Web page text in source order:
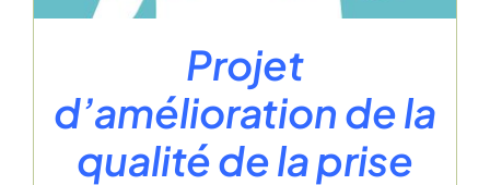
Projet
d’amélioration de la
qualité de la prise